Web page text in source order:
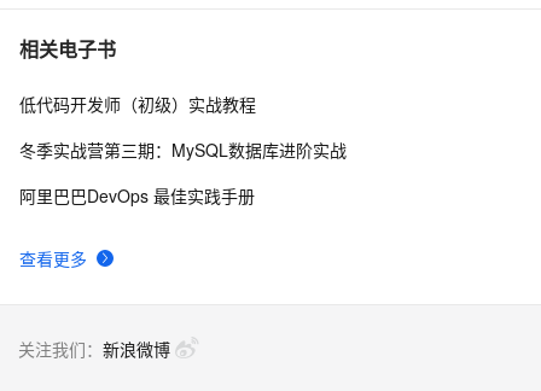
7 Java对象序列化
8 DateTime在ExtJs中无法正确序列化的问题
相关电子书
查看更多
低代码开发师（初级）实战教程
冬季实战营第三期：MySQL数据库进阶实战
阿里巴巴DevOps 最佳实践手册
关注我们： 新浪微博